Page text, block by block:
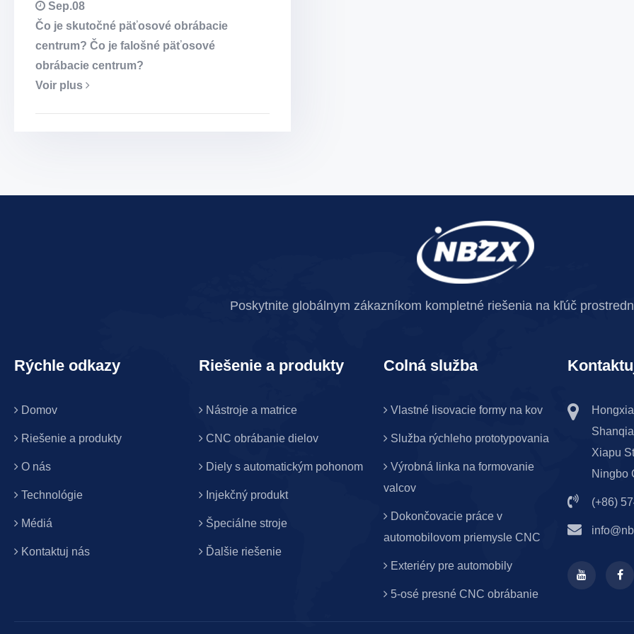
Sep.08
Čo je skutočné päťosové obrábacie
centrum? Čo je falošné päťosové
obrábacie centrum?
Voir plus
Poskytnite globálnym zákazníkom kompletné riešenia na kľúč
Rýchle odkazy
Domov
Riešenie a produkty
O nás
Technológie
Médiá
Kontaktuj nás
Riešenie a produkty
Nástroje a matrice
CNC obrábanie dielov
Diely s automatickým pohonom
Injekčný produkt
Špeciálne stroje
Ďalšie riešenie
Colná služba
Vlastné lisovacie formy na kov
Služba rýchleho prototypovania
Výrobná linka na formovanie
valcov
Dokončovacie práce v
automobilovom priemysle CNC
Exteriéry pre automobily
5-osé presné CNC obrábanie
Xiapu
Ningbo
(+86)